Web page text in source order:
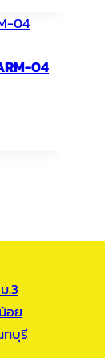
04
.3
อย
ทบุรี